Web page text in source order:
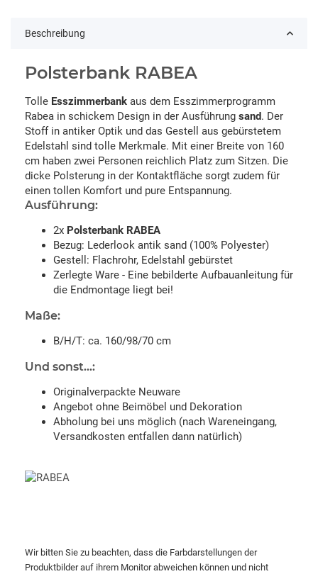
Beschreibung
Polsterbank RABEA
Tolle Esszimmerbank aus dem Esszimmerprogramm
Rabea in schickem Design in der Ausführung sand. Der
Stoff in antiker Optik und das Gestell aus gebürstetem
Edelstahl sind tolle Merkmale. Mit einer Breite von 160
cm haben zwei Personen reichlich Platz zum Sitzen. Die
dicke Polsterung in der Kontaktfläche sorgt zudem für
einen tollen Komfort und pure Entspannung.
Ausführung:
2x Polsterbank RABEA
Bezug: Lederlook antik sand (100% Polyester)
Gestell: Flachrohr, Edelstahl gebürstet
Zerlegte Ware - Eine bebilderte Aufbauanleitung für
die Endmontage liegt bei!
Maße:
B/H/T: ca. 160/98/70 cm
Und sonst...:
Originalverpackte Neuware
Angebot ohne Beimöbel und Dekoration
Abholung bei uns möglich (nach Wareneingang,
Versandkosten entfallen dann natürlich)
Wir bitten Sie zu beachten, dass die Farbdarstellungen der
Produktbilder auf ihrem Monitor abweichen können und nicht